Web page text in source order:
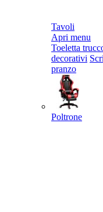
Tavoli
Apri menu
Toeletta
decorativi
pranzo
Poltrone